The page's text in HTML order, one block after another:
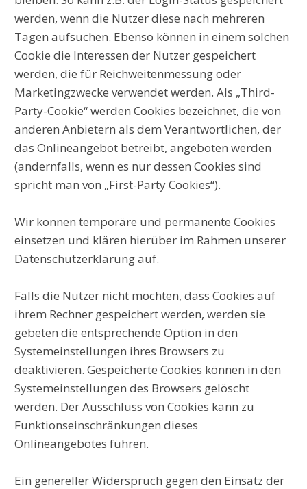
werden, wenn die Nutzer diese nach mehreren
Tagen aufsuchen. Ebenso können in einem solchen
Cookie die Interessen der Nutzer gespeichert
werden, die für Reichweitenmessung oder
Marketingzwecke verwendet werden. Als „Third-
Party-Cookie“ werden Cookies bezeichnet, die von
anderen Anbietern als dem Verantwortlichen, der
das Onlineangebot betreibt, angeboten werden
(andernfalls, wenn es nur dessen Cookies sind
spricht man von „First-Party Cookies“).
Wir können temporäre und permanente Cookies
einsetzen und klären hierüber im Rahmen unserer
Datenschutzerklärung auf.
Falls die Nutzer nicht möchten, dass Cookies auf
ihrem Rechner gespeichert werden, werden sie
gebeten die entsprechende Option in den
Systemeinstellungen ihres Browsers zu
deaktivieren. Gespeicherte Cookies können in den
Systemeinstellungen des Browsers gelöscht
werden. Der Ausschluss von Cookies kann zu
Funktionseinschränkungen dieses
Onlineangebotes führen.
Ein genereller Widerspruch gegen den Einsatz der